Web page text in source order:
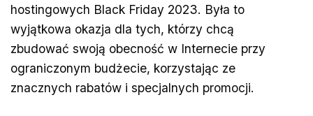
hostingowych Black Friday 2023. Była to
wyjątkowa okazja dla tych, którzy chcą
zbudować swoją obecność w Internecie przy
ograniczonym budżecie, korzystając ze
znacznych rabatów i specjalnych promocji.